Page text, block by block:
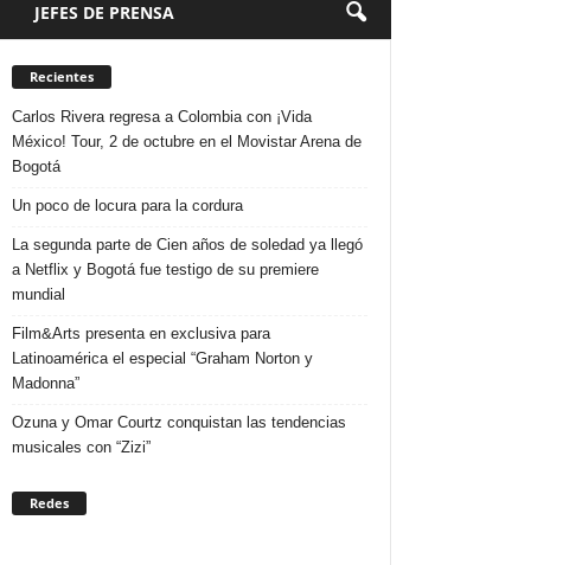
JEFES DE PRENSA
Recientes
Carlos Rivera regresa a Colombia con ¡Vida
México! Tour, 2 de octubre en el Movistar Arena de
Bogotá
Un poco de locura para la cordura
La segunda parte de Cien años de soledad ya llegó
a Netflix y Bogotá fue testigo de su premiere
mundial
Film&Arts presenta en exclusiva para
Latinoamérica el especial “Graham Norton y
Madonna”
Ozuna y Omar Courtz conquistan las tendencias
musicales con “Zizi”
Redes